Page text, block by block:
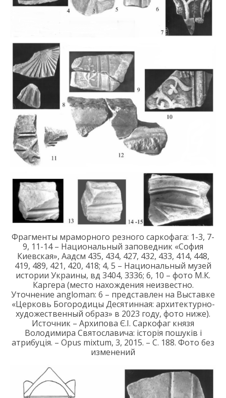
Фрагменты мраморного резного саркофага: 1-3, 7-
9, 11-14 – Национальный заповедник «София
Киевская», Аадсм 435, 434, 427, 432, 433, 414, 448,
419, 489, 421, 420, 418; 4, 5 – Национальный музей
истории Украины, вд 3404, 3336; 6, 10 – фото М.К.
Каргера (место нахождения неизвестно.
Уточнение angloman: 6 – представлен на Выставке
«Церковь Богородицы Десятинная: архитектурно-
художественный образ» в 2023 году, фото ниже).
Источник – Архипова Є.І. Саркофаг князя
Володимира Святославича: історія пошуків і
атрибуція. – Opus mixtum, 3, 2015. – С. 188. Фото без
изменений